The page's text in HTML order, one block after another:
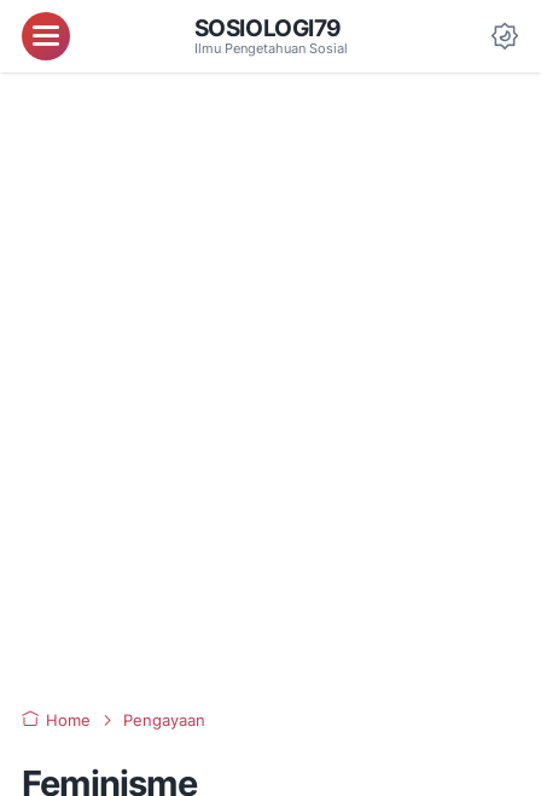
Menu SOSIOLOGI79
Ilmu Pengetahuan Sosial
Home Pengayaan
Feminisme